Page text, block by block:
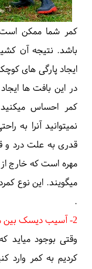
کمر شما ممکن است
باشد. نتیجه آن
ایجاد پارگی های
در این بافت ها
کمر احساس
نمیتوانید آنرا
قدری به علت درد
مهره است که خارج
میگویند. این نوع
.
2- آسیب دیسک بین مهره ای
وقتی بوجود میاید
کردیم به کمر وارد